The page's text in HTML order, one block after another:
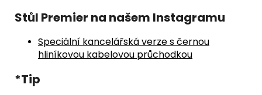
Stůl Premier na našem Instagramu
Speciální kancelářská verze s černou
hliníkovou kabelovou průchodkou
*Tip